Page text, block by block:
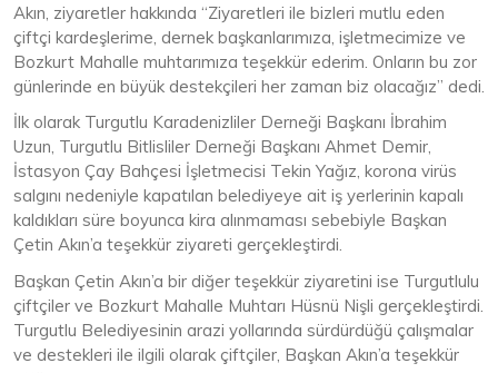
Akın, ziyaretler hakkında “Ziyaretleri ile bizleri mutlu eden
çiftçi kardeşlerime, dernek başkanlarımıza, işletmecimize ve
Bozkurt Mahalle muhtarımıza teşekkür ederim. Onların bu zor
günlerinde en büyük destekçileri her zaman biz olacağız” dedi.
İlk olarak Turgutlu Karadenizliler Derneği Başkanı İbrahim
Uzun, Turgutlu Bitlisliler Derneği Başkanı Ahmet Demir,
İstasyon Çay Bahçesi İşletmecisi Tekin Yağız, korona virüs
salgını nedeniyle kapatılan belediyeye ait iş yerlerinin kapalı
kaldıkları süre boyunca kira alınmaması sebebiyle Başkan
Çetin Akın’a teşekkür ziyareti gerçekleştirdi.
Başkan Çetin Akın’a bir diğer teşekkür ziyaretini ise Turgutlulu
çiftçiler ve Bozkurt Mahalle Muhtarı Hüsnü Nişli gerçekleştirdi.
Turgutlu Belediyesinin arazi yollarında sürdürdüğü çalışmalar
ve destekleri ile ilgili olarak çiftçiler, Başkan Akın’a teşekkür